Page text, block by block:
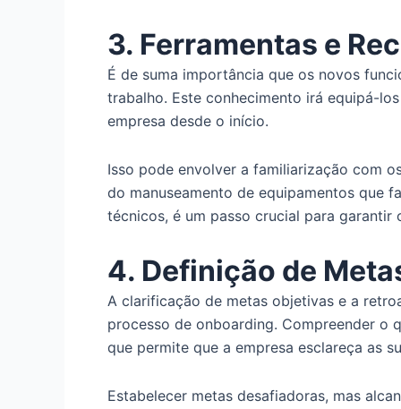
3. Ferramentas e
É de suma importância que os novos
trabalho. Este conhecimento irá equipá-
empresa desde o início.
Isso pode envolver a familiarização com
do manuseamento de equipamentos que
técnicos, é um passo crucial para garantir
4. Definição de
A clarificação de metas objetivas e a
processo de onboarding. Compreender o
que permite que a empresa esclareça as
Estabelecer metas desafiadoras, mas